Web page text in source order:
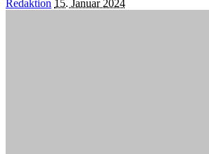
Posted
Redaktion 15. Januar 2024